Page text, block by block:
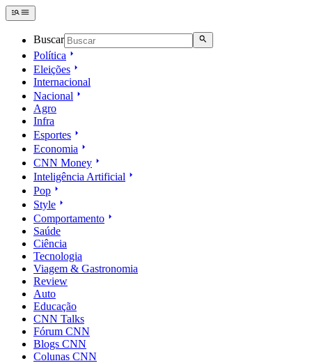
Buscar
Política
Eleições
Internacional
Nacional
Agro
Infra
Esportes
Economia
CNN Money
Inteligência Artificial
Pop
Style
Comportamento
Saúde
Ciência
Tecnologia
Viagem & Gastronomia
Review
Auto
Educação
CNN Talks
Fórum CNN
Blogs CNN
Colunas CNN